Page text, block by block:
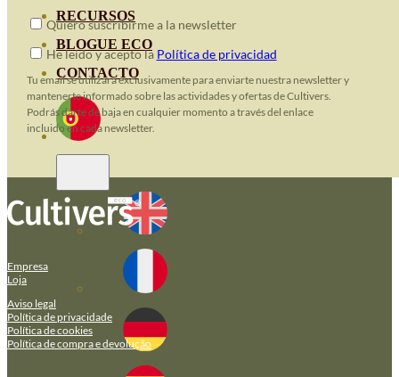
RECURSOS
BLOGUE ECO
CONTACTO
Quiero suscribirme a la newsletter
He leido y acepto la Política de privacidad
Tu email se utilizará exclusivamente para enviarte nuestra newsletter y
mantenerte informado sobre las actividades y ofertas de Cultivers.
Podrás darte de baja en cualquier momento a través del enlace
incluido en cada newsletter.
Empresa
Loja
Aviso legal
Política de privacidade
Política de cookies
Política de compra e devolução